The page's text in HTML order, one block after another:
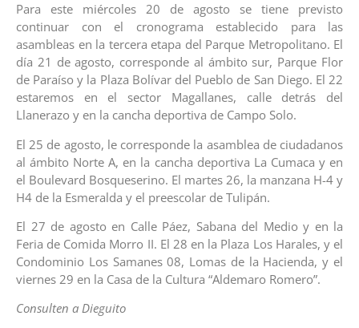
Para este miércoles 20 de agosto se tiene previsto
continuar con el cronograma establecido para las
asambleas en la tercera etapa del Parque Metropolitano. El
día 21 de agosto, corresponde al ámbito sur, Parque Flor
de Paraíso y la Plaza Bolívar del Pueblo de San Diego. El 22
estaremos en el sector Magallanes, calle detrás del
Llanerazo y en la cancha deportiva de Campo Solo.
El 25 de agosto, le corresponde la asamblea de ciudadanos
al ámbito Norte A, en la cancha deportiva La Cumaca y en
el Boulevard Bosqueserino. El martes 26, la manzana H-4 y
H4 de la Esmeralda y el preescolar de Tulipán.
El 27 de agosto en Calle Páez, Sabana del Medio y en la
Feria de Comida Morro II. El 28 en la Plaza Los Harales, y el
Condominio Los Samanes 08, Lomas de la Hacienda, y el
viernes 29 en la Casa de la Cultura “Aldemaro Romero”.
Consulten a Dieguito